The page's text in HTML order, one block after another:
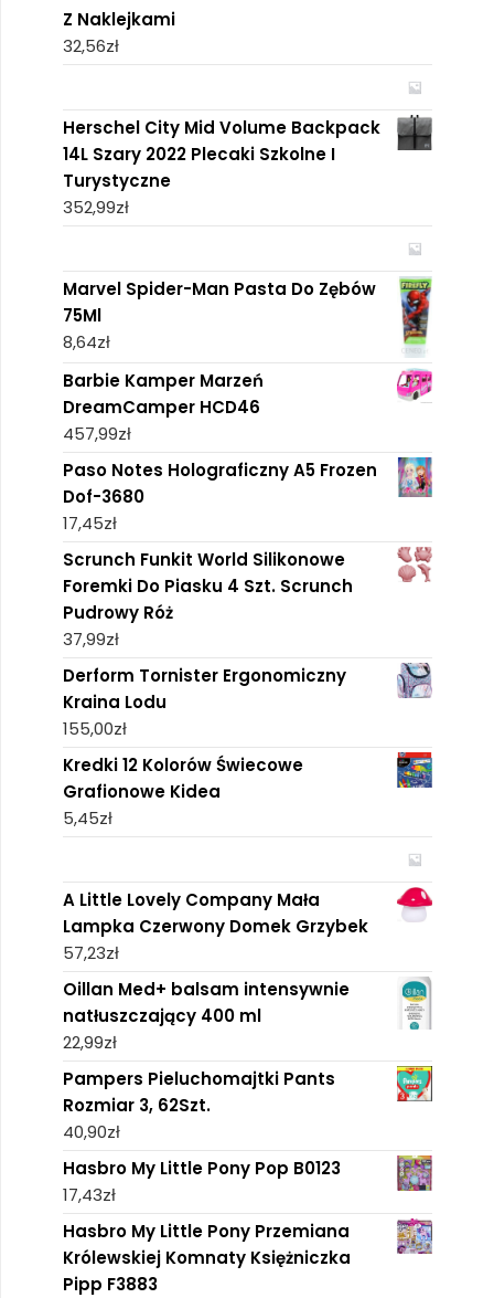
Z Naklejkami
32,56zł
Herschel City Mid Volume Backpack
14L Szary 2022 Plecaki Szkolne I
Turystyczne
352,99zł
Marvel Spider-Man Pasta Do Zębów
75Ml
8,64zł
Barbie Kamper Marzeń
DreamCamper HCD46
457,99zł
Paso Notes Holograficzny A5 Frozen
Dof-3680
17,45zł
Scrunch Funkit World Silikonowe
Foremki Do Piasku 4 Szt. Scrunch
Pudrowy Róż
37,99zł
Derform Tornister Ergonomiczny
Kraina Lodu
155,00zł
Kredki 12 Kolorów Świecowe
Grafionowe Kidea
5,45zł
A Little Lovely Company Mała
Lampka Czerwony Domek Grzybek
57,23zł
Oillan Med+ balsam intensywnie
natłuszczający 400 ml
22,99zł
Pampers Pieluchomajtki Pants
Rozmiar 3, 62Szt.
40,90zł
Hasbro My Little Pony Pop B0123
17,43zł
Hasbro My Little Pony Przemiana
Królewskiej Komnaty Księżniczka
Pipp F3883